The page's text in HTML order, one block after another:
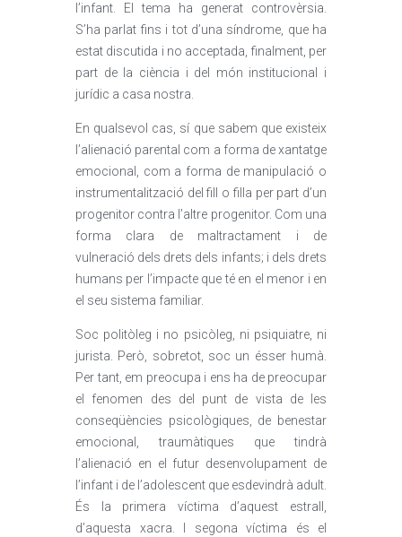
l’infant. El tema ha generat controvèrsia.
S’ha parlat fins i tot d’una síndrome, que ha
estat discutida i no acceptada, finalment, per
part de la ciència i del món institucional i
jurídic a casa nostra.
En qualsevol cas, sí que sabem que existeix
l’alienació parental com a forma de xantatge
emocional, com a forma de manipulació o
instrumentalització del fill o filla per part d’un
progenitor contra l’altre progenitor. Com una
forma clara de maltractament i de
vulneració dels drets dels infants; i dels drets
humans per l’impacte que té en el menor i en
el seu sistema familiar.
Soc politòleg i no psicòleg, ni psiquiatre, ni
jurista. Però, sobretot, soc un ésser humà.
Per tant, em preocupa i ens ha de preocupar
el fenomen des del punt de vista de les
conseqüències psicològiques, de benestar
emocional, traumàtiques que tindrà
l’alienació en el futur desenvolupament de
l’infant i de l’adolescent que esdevindrà adult.
És la primera víctima d’aquest estrall,
d’aquesta xacra. I segona víctima és el